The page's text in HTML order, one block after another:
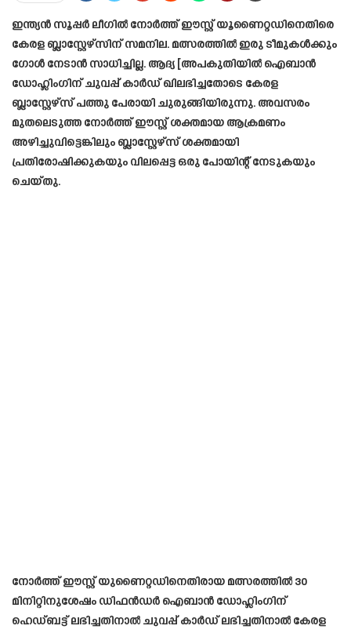
ഇന്ത്യൻ സൂപ്പർ ലീഗിൽ നോർത്ത് ഈസ്റ്റ് യൂണൈറ്റഡിനെതിരെ
കേരള ബ്ലാസ്റ്റേഴ്സിന് സമനില. മത്സരത്തിൽ ഇരു ടീമുകൾക്കും
ഗോൾ നേടാൻ സാധിച്ചില്ല. ആദ്യ [അപകുതിയിൽ ഐബാൻ
ഡോഹ്ലിംഗിന് ചുവപ്പ് കാർഡ് ഖിലഭിച്ചതോടെ കേരള
ബ്ലാസ്റ്റേഴ്‌സ് പത്തു പേരായി ചുരുങ്ങിയിരുന്നു. അവസരം
മുതലെടുത്ത നോർത്ത് ഈസ്റ്റ് ശക്തമായ ആക്രമണം
അഴിച്ചുവിട്ടെങ്കിലും ബ്ലാസ്റ്റേഴ്‌സ് ശക്തമായി
പ്രതിരോഷിക്കുകയും വിലപ്പെട്ട ഒരു പോയിന്റ് നേടുകയും
ചെയ്തു.
നോർത്ത് ഈസ്റ്റ് യുണൈറ്റഡിനെതിരായ മത്സരത്തിൽ 30
മിനിറ്റിനുശേഷം ഡിഫൻഡർ ഐബാൻ ഡോഹ്ലിംഗിന്
ഹെഡ്ബട്ട് ലഭിച്ചതിനാൽ ചുവപ്പ് കാർഡ് ലഭിച്ചതിനാൽ കേരള